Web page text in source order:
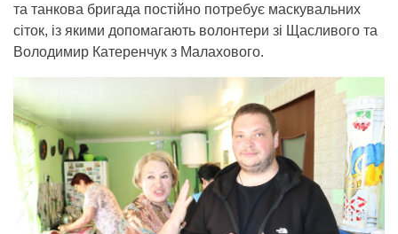
та танкова бригада постійно потребує маскувальних
сіток, із якими допомагають волонтери зі Щасливого та
Володимир Катеренчук з Малахового.